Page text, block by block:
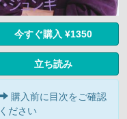
今すぐ購入 ¥1350
立ち読み
購入前に目次をご確認
ください